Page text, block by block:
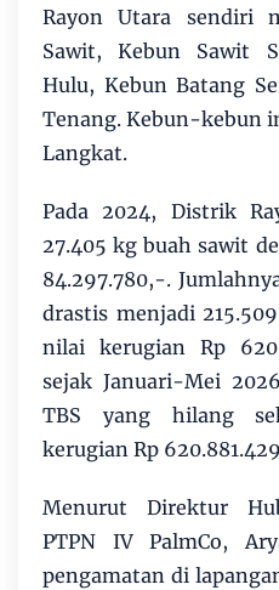
Rayon Utara sendiri
Sawit, Kebun Sawit
Hulu, Kebun Batang
Tenang. Kebun-kebun
Langkat.
Pada 2024, Distrik
27.405 kg buah sawit
84.297.780,-.
drastis menjadi
nilai kerugian Rp
sejak Januari-Mei
TBS yang hilang
kerugian Rp
Menurut Direktur
PTPN IV PalmCo,
pengamatan di